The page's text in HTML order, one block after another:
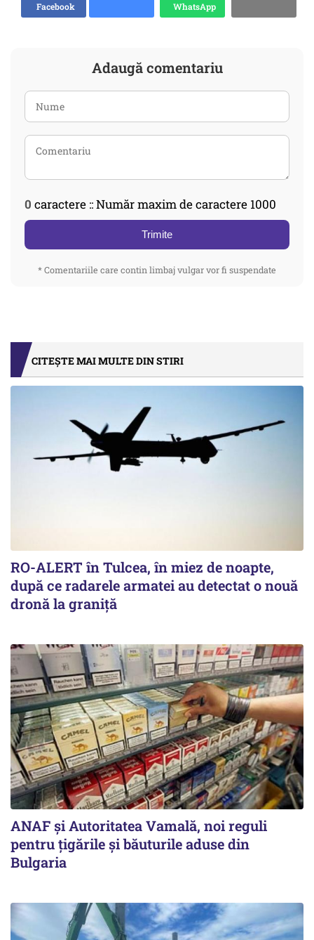
Facebook
WhatsApp
Adaugă comentariu
0 caractere :: Număr maxim de caractere 1000
Trimite
* Comentariile care contin limbaj vulgar vor fi suspendate
CITEȘTE MAI MULTE DIN STIRI
RO-ALERT în Tulcea, în miez de noapte,
după ce radarele armatei au detectat o nouă
dronă la graniță
ANAF și Autoritatea Vamală, noi reguli
pentru țigările și băuturile aduse din
Bulgaria